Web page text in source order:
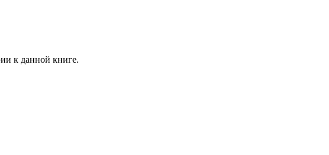
к данной книге.